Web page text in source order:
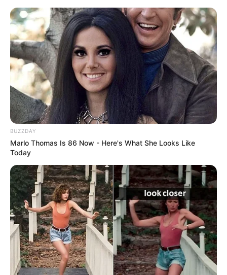
BUZZDAY
Marlo Thomas Is 86 Now - Here's What She Looks Like
Today